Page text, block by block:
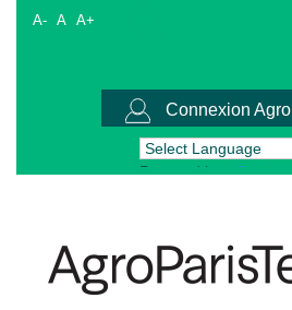
A- A A+
Connexion
Powered by